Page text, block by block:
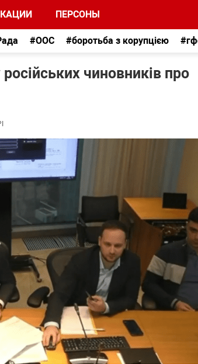
ПЕРСОНЫ
#ООС #боротьба з корупцією
чиновників про